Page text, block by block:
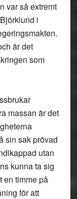
var så extremt
i
är det
som
massan är det
sin sak prövad
utan
kunna ta sig
en timme på
för att